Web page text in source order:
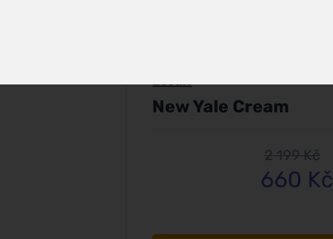
Ecoalf
New Yale Cream
2 199 Kč
660 Kč